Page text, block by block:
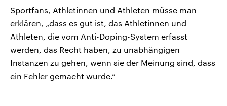
Sportfans, Athletinnen und Athleten müsse man
erklären, „dass es gut ist, das Athletinnen und
Athleten, die vom Anti-Doping-System erfasst
werden, das Recht haben, zu unabhängigen
Instanzen zu gehen, wenn sie der Meinung sind, dass
ein Fehler gemacht wurde.“